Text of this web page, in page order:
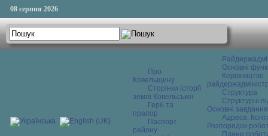
08 серпня 2026
Про
Ковельщину
Сторінки історії
землі Ковельської
Герб та
прапор
Паспорт
району
Основні
Керівництво
Структура
Структурні
Основні завдання
Адреса.
Розпорядок
Плани